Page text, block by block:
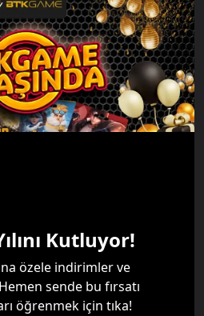
Kutluyor!
özele indirimler ve
sende bu fırsatı
öğrenmek için tıka!